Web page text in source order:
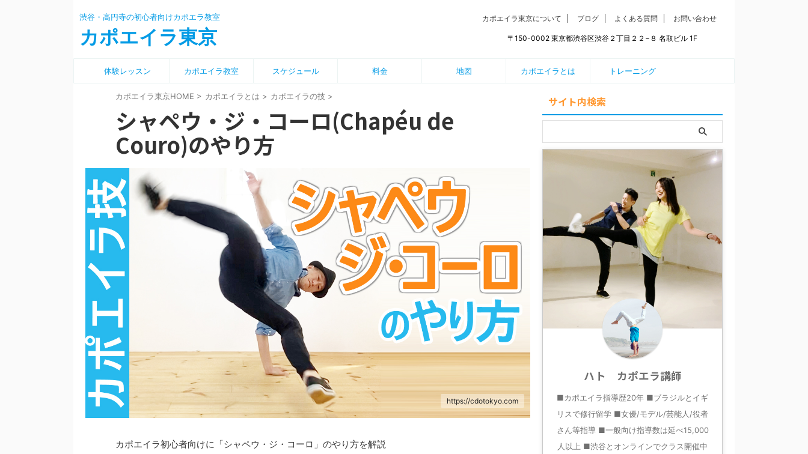
渋谷・高円寺の初心者向けカポエラ教室
カポエイラ東京
カポエイラ東京について ブログ よくある質問 お問い合わせ
〒150-0002 東京都渋谷区渋谷２丁目２２−８ 名取ビル 1F
体験レッスン カポエイラ教室 スケジュール 料金 地図 カポエイラとは トレーニング
カポエイラ東京HOME > カポエイラとは > カポエイラの技 >
シャペウ・ジ・コーロ(Chapéu de
Couro)のやり方
https://cdotokyo.com
カポエイラ初心者向けに「シャペウ・ジ・コーロ」のやり方を解説
サイト内検索
ハト カポエラ講師
■カポエイラ指導歴20年 ■ブラジルとイギ
リスで修行留学 ■女優/モデル/芸能人/役者
さん等指導 ■一般向け指導数は延べ15,000
人以上 ■渋谷とオンラインでクラス開催中